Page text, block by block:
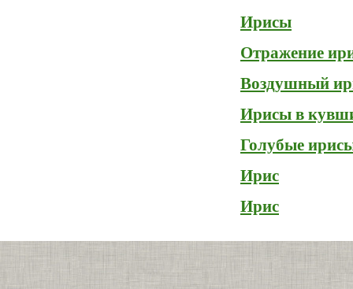
Ирисы
Отражение
Воздушный
Ирисы в
Голубые
Ирис
Ирис